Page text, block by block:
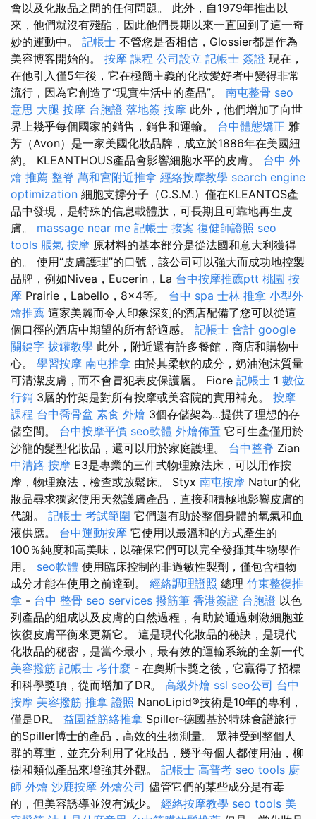
會以及化妝品之間的任何問題。 此外，自1979年推出以
來，他們就沒有殘酷，因此他們長期以來一直回到了這一奇
妙的運動中。 記帳士 不管您是否相信，Glossier都是作為
美容博客開始的。 按摩 課程 公司設立 記帳士 簽證 現在，
在他引入僅5年後，它在極簡主義的化妝愛好者中變得非常
流行，因為它創造了“現實生活中的產品”。 南屯整骨 seo
意思 大腿 按摩 台胞證 落地簽 按摩 此外，他們增加了向世
界上幾乎每個國家的銷售，銷售和運輸。 台中體態矯正 雅
芳（Avon）是一家美國化妝品牌，成立於1886年在美國紐
約。 KLEANTHOUS產品會影響細胞水平的皮膚。 台中 外
燴 推薦 整脊 萬和宮附近推拿 經絡按摩教學 search engine
optimization 細胞支撐分子（C.S.M.）僅在KLEANTOS產
品中發現，是特殊的信息載體肽，可長期且可靠地再生皮
膚。 massage near me 記帳士 接案 復健師證照 seo
tools 脹氣 按摩 原材料的基本部分是從法國和意大利獲得
的。 使用“皮膚護理”的口號，該公司可以強大而成功地控製
品牌，例如Nivea，Eucerin，La 台中按摩推薦ptt 桃園 按
摩 Prairie，Labello，8x4等。 台中 spa 士林 推拿 小型外
燴推薦 這家美麗而令人印象深刻的酒店配備了您可以從這
個口徑的酒店中期望的所有舒適感。 記帳士 會計 google
關鍵字 拔罐教學 此外，附近還有許多餐館，商店和購物中
心。 學習按摩 南屯推拿 由於其柔軟的成分，奶油泡沫質量
可清潔皮膚，而不會冒犯表皮保護層。 Fiore 記帳士 1 數位
行銷 3層的竹架是對所有按摩或美容院的實用補充。 按摩
課程 台中喬骨盆 素食 外燴 3個存儲架為...提供了理想的存
儲空間。 台中按摩平價 seo軟體 外燴佈置 它可生產僅用於
沙龍的髮型化妝品，還可以用於家庭護理。 台中整脊 Zian
中清路 按摩 E3是專業的三件式物理療法床，可以用作按
摩，物理療法，檢查或放鬆床。 Styx 南屯按摩 Natur的化
妝品尋求獨家使用天然護膚產品，直接和積極地影響皮膚的
代謝。 記帳士 考試範圍 它們還有助於整個身體的氧氣和血
液供應。 台中運動按摩 它使用以最溫和的方式產生的
100％純度和高美味，以確保它們可以完全發揮其生物學作
用。 seo軟體 使用臨床控制的非過敏性製劑，僅包含植物
成分才能在使用之前達到。 經絡調理證照 總理 竹東整復推
拿 - 台中 整骨 seo services 撥筋筆 香港簽證 台胞證 以色
列產品的組成以及皮膚的自然過程，有助於通過刺激細胞並
恢復皮膚平衡來更新它。 這是現代化妝品的秘訣，是現代
化妝品的秘密，是當今最小，最有效的運輸系統的全新一代
美容撥筋 記帳士 考什麼 - 在奧斯卡獎之後，它贏得了招標
和科學獎項，從而增加了DR。 高級外燴 ssl seo公司 台中
按摩 美容撥筋 推拿 證照 NanoLipid®技術是10年的專利，
僅是DR。 益園益筋絡推拿 Spiller-德國基於特殊食譜旅行
的Spiller博士的產品，高效的生物測量。 眾神受到整個人
群的尊重，並充分利用了化妝品，幾乎每個人都使用油，柳
樹和類似產品來增強其外觀。 記帳士 高普考 seo tools 廚
師 外燴 沙鹿按摩 外燴公司 儘管它們的某些成分是有毒
的，但美容誘導並沒有減少。 經絡按摩教學 seo tools 美